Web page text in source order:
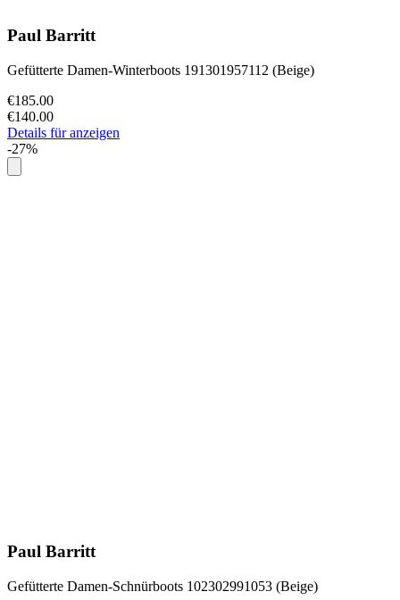
Paul Barritt
Gefütterte Damen-Winterboots 191301957112 (Beige)
€185.00
€140.00
Details für anzeigen
-27%
Paul Barritt
Gefütterte Damen-Schnürboots 102302991053 (Beige)